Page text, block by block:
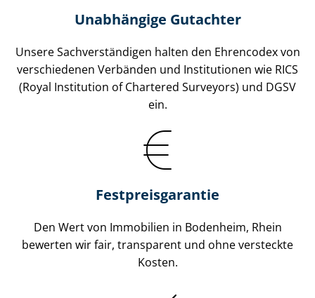
Unabhängige Gutachter
Unsere Sach­ver­stän­di­gen halten den Ehrencodex von
verschiedenen Verbänden und Institutionen wie RICS
(Royal Institution of Chartered Surveyors) und DGSV
ein.
Festpreis​garantie
Den Wert von Immobilien in Bodenheim, Rhein
bewerten wir fair, transparent und ohne versteckte
Kosten.